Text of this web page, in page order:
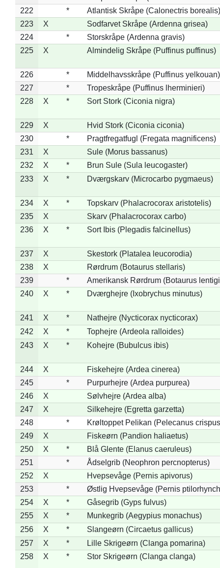
222
*
Atlantisk Skråpe (Calonectris borealis)
223
X
Sodfarvet Skråpe (Ardenna grisea)
224
*
Storskråpe (Ardenna gravis)
225
X Almindelig Skråpe (Puffinus puffinus)
226 *
Middelhavsskråpe (Puffinus yelkouan)
227
*
Tropeskråpe (Puffinus lherminieri)
228
X * Sort Stork (Ciconia nigra)
229 X
Hvid Stork (Ciconia ciconia)
230
*
Pragtfregatfugl (Fregata magnificens)
231
X
Sule (Morus bassanus)
232
X *
Brun Sule (Sula leucogaster)
233
X * Dværgskarv (Microcarbo pygmaeus)
234 X *
Topskarv (Phalacrocorax aristotelis)
235
X
Skarv (Phalacrocorax carbo)
236
X * Sort Ibis (Plegadis falcinellus)
237 X
Skestork (Platalea leucorodia)
238
X
Rørdrum (Botaurus stellaris)
239
*
Amerikansk Rørdrum (Botaurus
240
X * Dværghejre (Ixobrychus minutus)
241 X *
Nathejre (Nycticorax nycticorax)
242
X *
Tophejre (Ardeola ralloides)
243
X * Kohejre (Bubulcus ibis)
244 X
Fiskehejre (Ardea cinerea)
245
*
Purpurhejre (Ardea purpurea)
246
X
Sølvhejre (Ardea alba)
247
X
Silkehejre (Egretta garzetta)
248
*
Krøltoppet Pelikan (Pelecanus
249
X
Fiskeørn (Pandion haliaetus)
250
X *
Blå Glente (Elanus caeruleus)
251
*
Ådselgrib (Neophron percnopterus)
252
X
Hvepsevåge (Pernis apivorus)
253
*
Østlig Hvepsevåge (Pernis
254
X *
Gåsegrib (Gyps fulvus)
255
X *
Munkegrib (Aegypius monachus)
256
X *
Slangeørn (Circaetus gallicus)
257
X *
Lille Skrigeørn (Clanga pomarina)
258
X * Stor Skrigeørn (Clanga clanga)